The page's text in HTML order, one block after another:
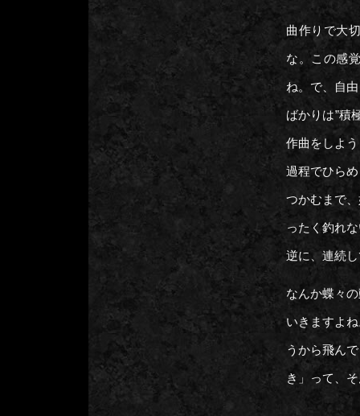
曲作りで大
な。この感
ね。で、自
ばかりは”積
作曲をしよ
過程でひら
つかむまで
ったく釣れ
逆に、連続
なんか蝶々
いきますよ
うから飛ん
き」って、